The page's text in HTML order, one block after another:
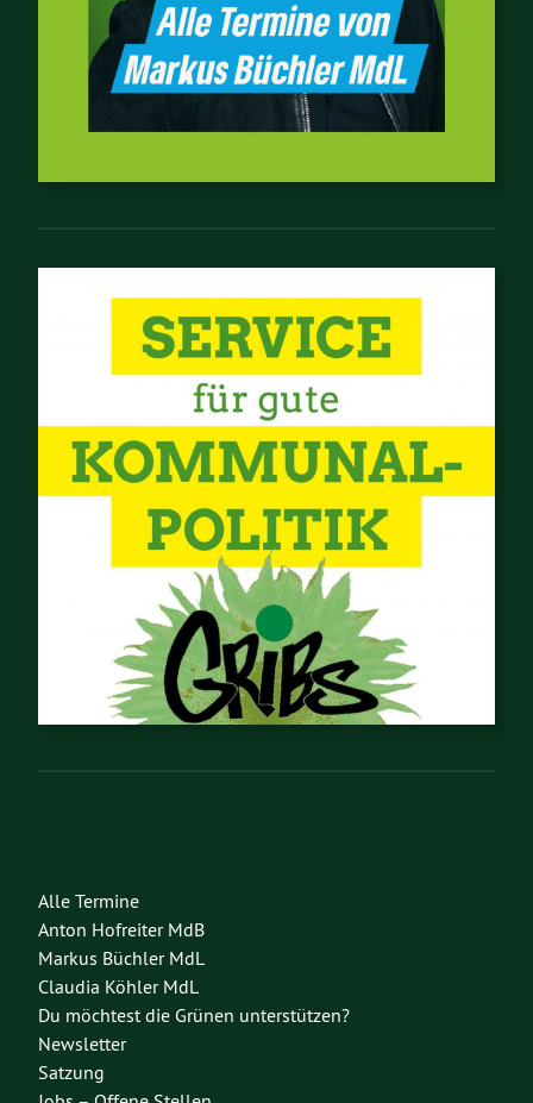
Alle Termine
Anton Hofreiter MdB
Markus Büchler MdL
Claudia Köhler MdL
Du möchtest die Grünen unterstützen?
Newsletter
Satzung